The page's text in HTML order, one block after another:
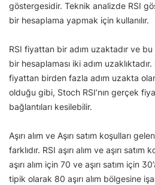
göstergesidir. Teknik analizde RSI
bir hesaplama yapmak için kullanılır.
RSI fiyattan bir adım uzaktadır ve bu
bir hesaplaması iki adım
fiyattan birden fazla adım uzakta
olduğu gibi, Stoch RSI’nın gerçek
bağlantıları kesilebilir.
Aşırı alım ve Aşırı satım koşulları
farklıdır. RSI aşırı alım ve aşırı
aşırı alım için 70 ve aşırı satım için
tipik olarak 80 aşırı alım bölgesine